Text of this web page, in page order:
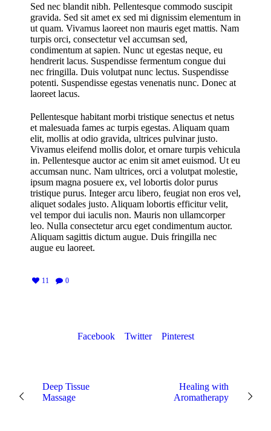
Sed nec blandit nibh. Pellentesque commodo suscipit
gravida. Sed sit amet ex sed mi dignissim elementum in
ut quam. Vivamus laoreet non mauris eget mattis. Nam
turpis orci, consectetur vel accumsan sed,
condimentum at sapien. Nunc ut egestas neque, eu
hendrerit lacus. Suspendisse fermentum congue dui
nec fringilla. Duis volutpat nunc lectus. Suspendisse
potenti. Suspendisse egestas venenatis nunc. Donec at
laoreet lacus.
Pellentesque habitant morbi tristique senectus et netus
et malesuada fames ac turpis egestas. Aliquam quam
elit, mollis at odio gravida, ultrices pulvinar justo.
Vivamus eleifend mollis dolor, et ornare turpis vehicula
in. Pellentesque auctor ac enim sit amet euismod. Ut eu
accumsan nunc. Nam ultrices, orci a volutpat molestie,
ipsum magna posuere ex, vel lobortis dolor purus
tristique purus. Integer arcu libero, feugiat non eros vel,
aliquet sodales justo. Aliquam lobortis efficitur velit,
vel tempor dui iaculis non. Mauris non ullamcorper
leo. Nulla consectetur arcu eget condimentum auctor.
Aliquam sagittis dictum augue. Duis fringilla nec
augue eu laoreet.
11 0
Facebook Twitter Pinterest
Deep Tissue
Massage
Healing with
Aromatherapy